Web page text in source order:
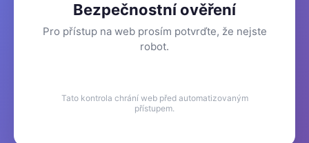
Bezpečnostní ověření
Pro přístup na web prosím potvrďte, že nejste
robot.
Tato kontrola chrání web před automatizovaným
přístupem.